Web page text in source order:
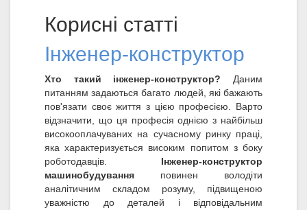
Корисні статті
Інженер-конструктор
Хто такий інженер-конструктор? Даним
питанням задаються багато людей, які бажають
пов'язати своє життя з цією професією. Варто
відзначити, що ця професія однією з найбільш
високооплачуваних на сучасному ринку праці,
яка характеризується високим попитом з боку
роботодавців. Інженер-конструктор
машинобудування повинен володіти
аналітичним складом розуму, підвищеною
уважністю до деталей і відповідальним